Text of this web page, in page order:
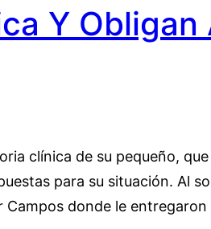
Y Obligan
clínica de su pequeño,
para su situación. Al
donde le